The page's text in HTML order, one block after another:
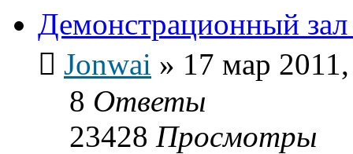
Демонстрационный
Jonwai » 17 мар
8 Ответы
23428 Просмотры